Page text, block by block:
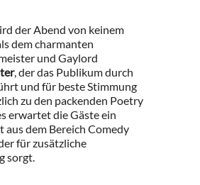
der Abend von keinem
dem charmanten
und Gaylord
, der das Publikum durch
und für beste Stimmung
zu den packenden Poetry
erwartet die Gäste ein
aus dem Bereich Comedy
für zusätzliche
sorgt.